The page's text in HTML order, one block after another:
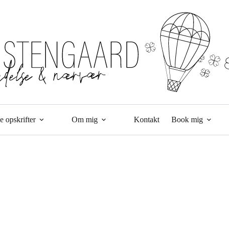
opskrifter Om mig Kontakt Book mig